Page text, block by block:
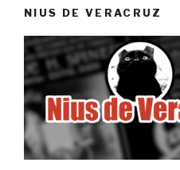
NIUS DE VERACRUZ